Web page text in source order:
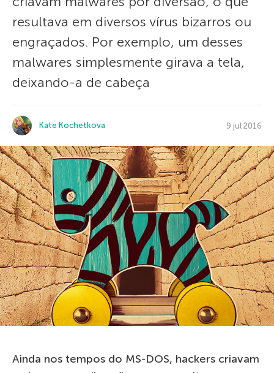
resultava em diversos vírus bizarros ou
engraçados. Por exemplo, um desses
malwares simplesmente girava a tela,
deixando-a de cabeça
Kate Kochetkova 9 jul 2016
Ainda nos tempos do MS-DOS, hackers criavam